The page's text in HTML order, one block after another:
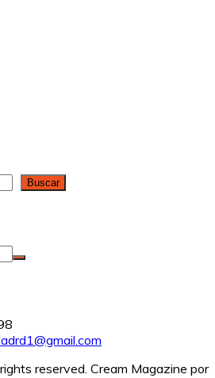
Buscar
reserved. Cream Magazine por